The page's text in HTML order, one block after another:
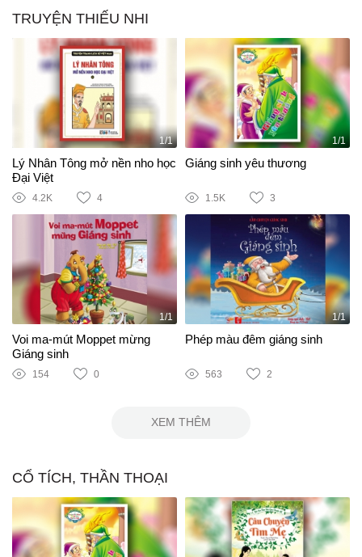
TRUYỆN THIẾU NHI
1/1
Lý Nhân Tông mở nền nho học
Đại Việt
4.2K 4
1/1
Giáng sinh yêu thương
1.5K 3
1/1
Voi ma-mút Moppet mừng
Giáng sinh
154 0
1/1
Phép màu đêm giáng sinh
563 2
XEM THÊM
CỔ TÍCH, THẦN THOẠI